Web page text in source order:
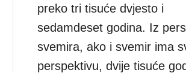
preko tri tisuće dvjesto i
sedamdeset godina. Iz
svemira, ako i svemir ima
perspektivu, dvije tisuće